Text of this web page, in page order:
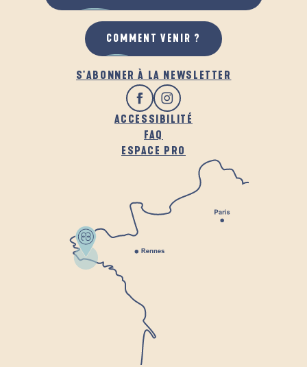
S'ABONNER À LA NEWSLETTER
ACCESSIBILITÉ
FAQ
ESPACE PRO
COMMENT VENIR ?